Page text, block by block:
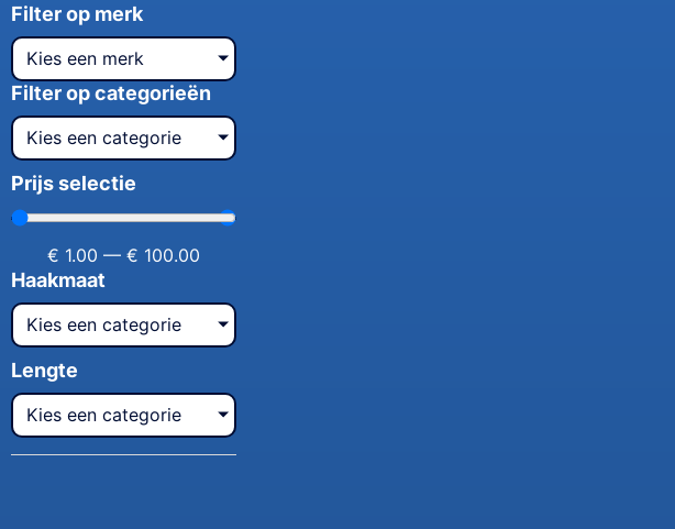
Filter op merk
Kies een merk
Filter op categorieën
Kies een categorie
Prijs selectie
€ 1.00 — € 100.00
Haakmaat
Kies een categorie
Lengte
Kies een categorie